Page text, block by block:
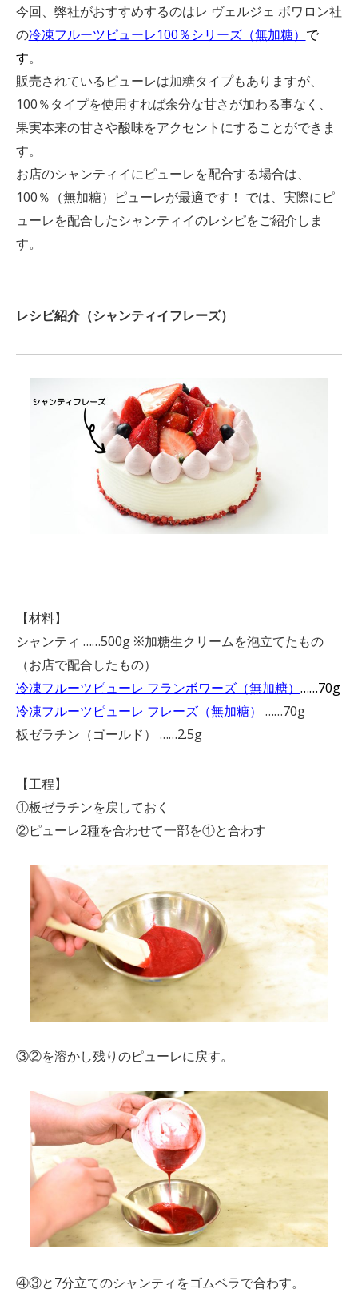
今回、弊社がおすすめするのはレ ヴェルジェ ボワロン社
の冷凍フルーツピューレ100％シリーズ（無加糖） で
す。
販売されているピューレは加糖タイプもありますが、
100％タイプを使用すれば余分な甘さが加わる事なく、
果実本来の甘さや酸味をアクセントにすることができま
す。
お店のシャンティイにピューレを配合する場合は、
100％（無加糖）ピューレが最適です！ では、実際にピ
ューレを配合したシャンティイのレシピをご紹介しま
す。
レシピ紹介（シャンティイフレーズ）
【材料】
シャンティ ……500g ※加糖生クリームを泡立てたもの
（お店で配合したもの）
冷凍フルーツピューレ フランボワーズ（無加糖） ……70g
冷凍フルーツピューレ フレーズ（無加糖）
……70g
板ゼラチン（ゴールド） ……2.5g
【工程】
①板ゼラチンを戻しておく
②ピューレ2種を合わせて一部を①と合わす
③②を溶かし残りのピューレに戻す。
④③と7分立てのシャンティをゴムベラで合わす。